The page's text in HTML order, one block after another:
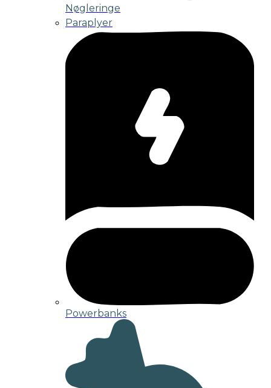
Nøgleringe
Paraplyer
Powerbanks